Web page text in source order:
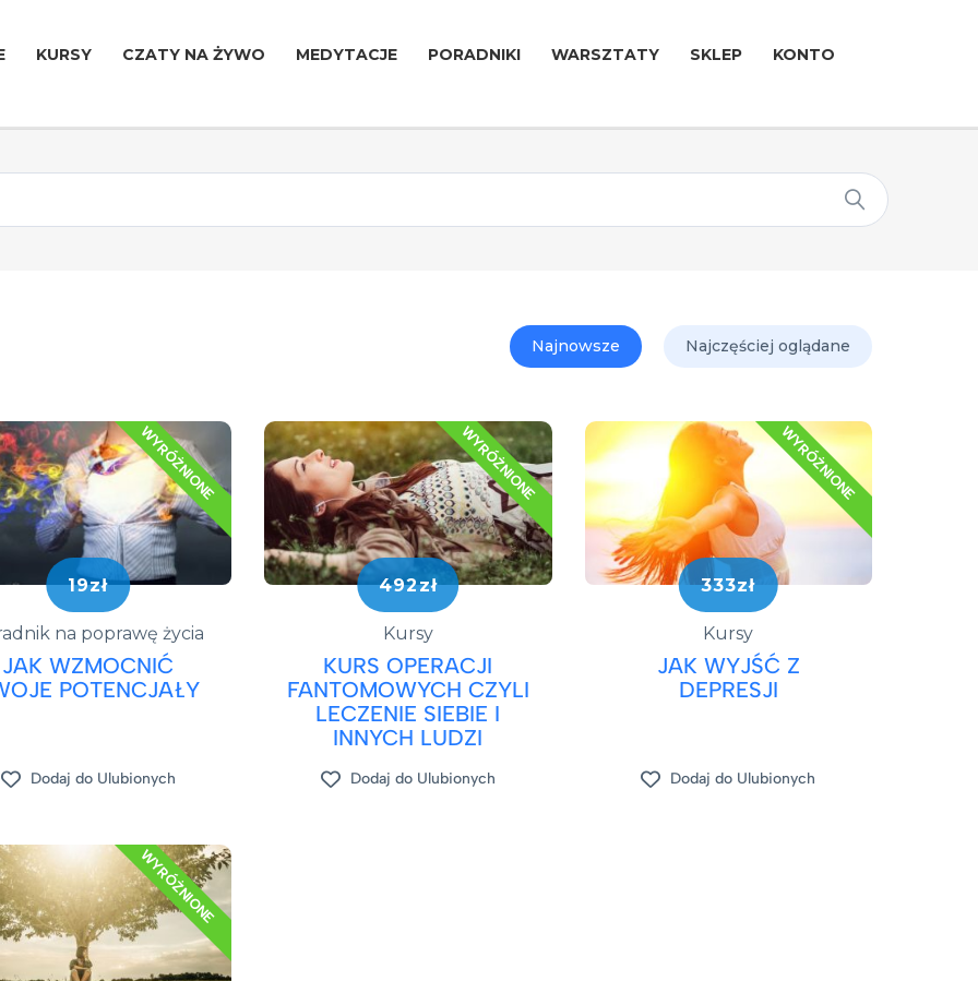
KURSY CZATY NA ŻYWO MEDYTACJE PORADNIKI WARSZTATY SKLEP KONTO
Najnowsze Najczęściej oglądane
WYRÓŻNIONE
19zł
na poprawę życia
JAK WZMOCNIĆ
POTENCJAŁY
Dodaj do Ulubionych
WYRÓŻNIONE
492zł
Kursy
KURS OPERACJI
FANTOMOWYCH CZYLI
LECZENIE SIEBIE I
INNYCH LUDZI
Dodaj do Ulubionych
WYRÓŻNIONE
333zł
Kursy
JAK WYJŚĆ Z
DEPRESJI​
Dodaj do Ulubionych
WYRÓŻNIONE